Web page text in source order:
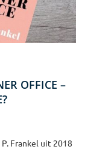
OFFICE –
Frankel uit 2018